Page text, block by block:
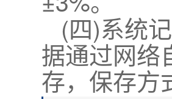
(四)系统
据通过网络
存，保存方